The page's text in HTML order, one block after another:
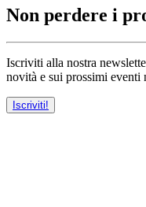
Non perdere i
Iscriviti alla nostra
novità e sui prossimi
Iscriviti!